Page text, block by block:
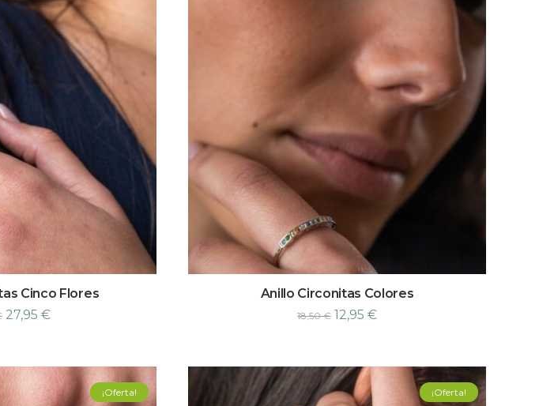
Cinco Flores
27,95 €
Anillo Circonitas Colores
18,50€ 12,95€
¡Oferta! ¡Oferta!